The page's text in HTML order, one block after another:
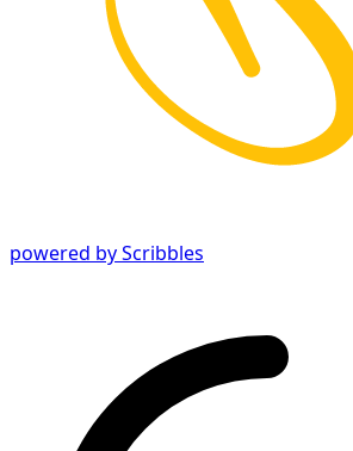
powered by Scribbles